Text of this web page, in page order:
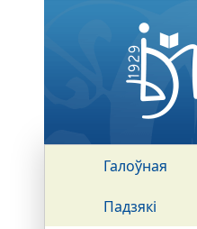
Галоўная
Падзякі